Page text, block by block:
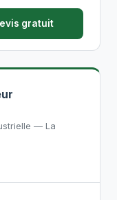
gratuit
— La